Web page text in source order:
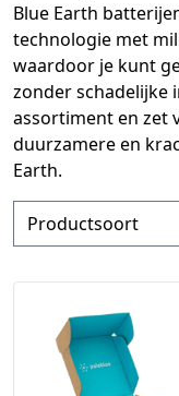
Blue Earth
technologie met
waardoor je kunt
zonder schadelijke
assortiment en zet
duurzamere en
Earth.